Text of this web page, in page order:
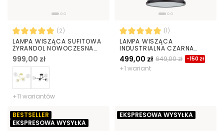
(2)
LAMPA WISZĄCA SUFITOWA
ŻYRANDOL NOWOCZESNA
ZŁOTO SZCZOTKOWANE
BIAŁE KULE FINO 4 LED
999,00 zł
+11 wariantów
(1)
LAMPA WISZĄCA
INDUSTRIALNA CZARNA
DUŻA ELIGIO W3
499,00 zł 649,00 zł -150 zł
+1 wariant
BESTSELLER
EKSPRESOWA WYSYŁKA
EKSPRESOWA WYSYŁKA